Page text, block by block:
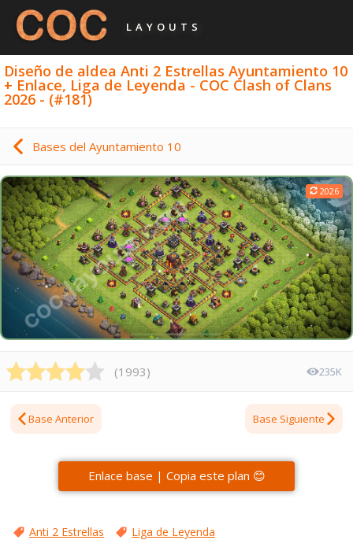
LAYOUTS
Diseño de aldea Anti 2 Estrellas Ayuntamiento 10
+ Enlace, Liga de Leyenda - COC Clash of Clans
2026 - (#181)
Bases del Ayuntamiento 10
2026
(1993) 235K
Base Anterior Base Siguiente
Enlace base | Copia este plan 😊
Anti 2 Estrellas Liga de Leyenda